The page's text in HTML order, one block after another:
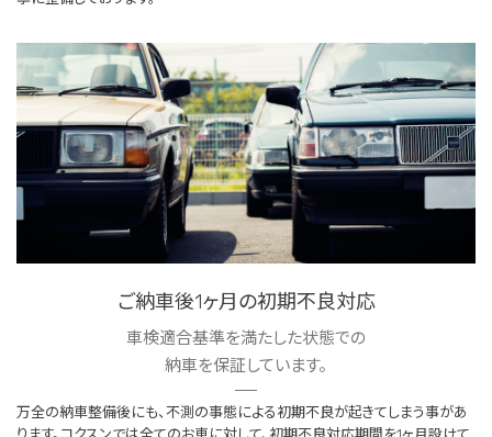
ご納車後1ヶ月の初期不良対応
車検適合基準を満たした状態での
納車を保証しています。
万全の納車整備後にも、不測の事態による初期不良が起きてしまう事があ